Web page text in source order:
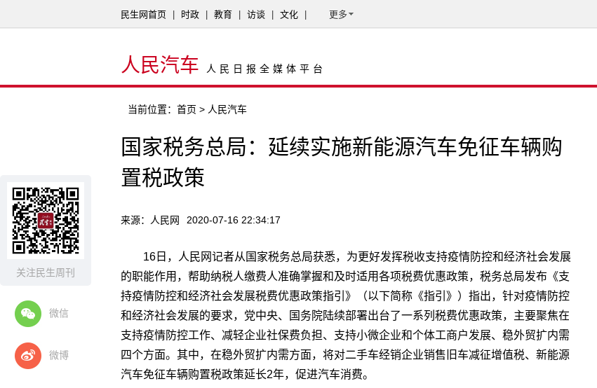
关注民生周刊
微信
微博
民生网首页 时政 教育 访谈 文化 更多
人民汽车 人民日报全媒体平台
当前位置： 首页 > 人民汽车
国家税务总局：延续实施新能源汽车免征车辆购
置税政策
来源：人民网 2020-07-16 22:34:17
16日，人民网记者从国家税务总局获悉，为更好发挥税收支持疫情防控和经济社会发展
的职能作用，帮助纳税人缴费人准确掌握和及时适用各项税费优惠政策，税务总局发布《支
持疫情防控和经济社会发展税费优惠政策指引》（以下简称《指引》）指出，针对疫情防控
和经济社会发展的要求，党中央、国务院陆续部署出台了一系列税费优惠政策，主要聚焦在
支持疫情防控工作、减轻企业社保费负担、支持小微企业和个体工商户发展、稳外贸扩内需
四个方面。其中，在稳外贸扩内需方面，将对二手车经销企业销售旧车减征增值税、新能源
汽车免征车辆购置税政策延长2年，促进汽车消费。